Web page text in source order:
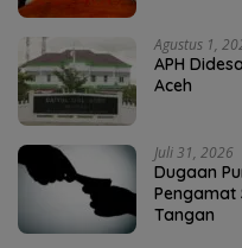
Agustus 1,
APH
Aceh
Juli 31, 2026
Dugaan
Pengamat
Tangan